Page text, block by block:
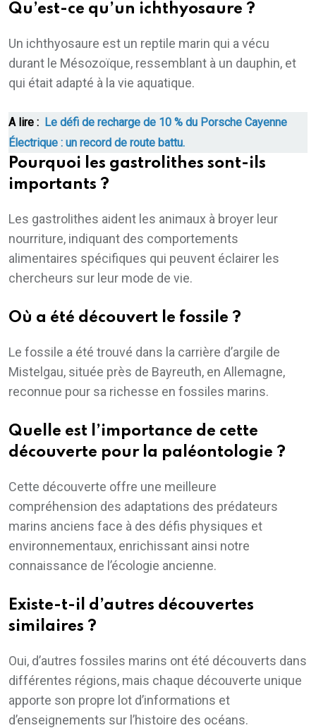
Qu’est-ce qu’un ichthyosaure ?
Un ichthyosaure est un reptile marin qui a vécu
durant le Mésozoïque, ressemblant à un dauphin, et
qui était adapté à la vie aquatique.
A lire : Le défi de recharge de 10 % du Porsche Cayenne
Électrique : un record de route battu.
Pourquoi les gastrolithes sont-ils
importants ?
Les gastrolithes aident les animaux à broyer leur
nourriture, indiquant des comportements
alimentaires spécifiques qui peuvent éclairer les
chercheurs sur leur mode de vie.
Où a été découvert le fossile ?
Le fossile a été trouvé dans la carrière d’argile de
Mistelgau, située près de Bayreuth, en Allemagne,
reconnue pour sa richesse en fossiles marins.
Quelle est l’importance de cette
découverte pour la paléontologie ?
Cette découverte offre une meilleure
compréhension des adaptations des prédateurs
marins anciens face à des défis physiques et
environnementaux, enrichissant ainsi notre
connaissance de l’écologie ancienne.
Existe-t-il d’autres découvertes
similaires ?
Oui, d’autres fossiles marins ont été découverts dans
différentes régions, mais chaque découverte unique
apporte son propre lot d’informations et
d’enseignements sur l’histoire des océans.